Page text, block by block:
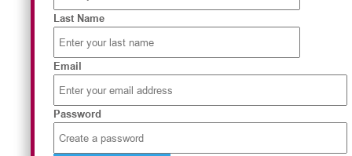
Last Name
Email
Password